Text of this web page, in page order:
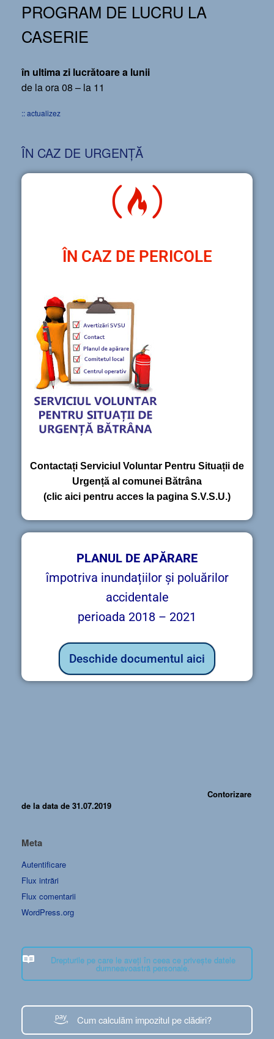
PROGRAM DE LUCRU LA
CASERIE
în ultima zi lucrătoare a lunii
de la ora 08 – la 11
:: actualizez
ÎN CAZ DE URGENȚĂ
ÎN CAZ DE PERICOLE
Contactați Serviciul Voluntar Pentru Situații de
Urgență al comunei Bătrâna
(clic aici pentru acces la pagina S.V.S.U.)
PLANUL DE APĂRARE
împotriva inundațiilor și poluărilor
accidentale
perioada 2018 – 2021
Deschide documentul aici
Contorizare
de la data de 31.07.2019
Meta
Autentificare
Flux intrări
Flux comentarii
WordPress.org
Drepturile pe care le aveți în ceea ce privește datele
dumneavoastră personale.
Cum calculăm impozitul pe clădiri?